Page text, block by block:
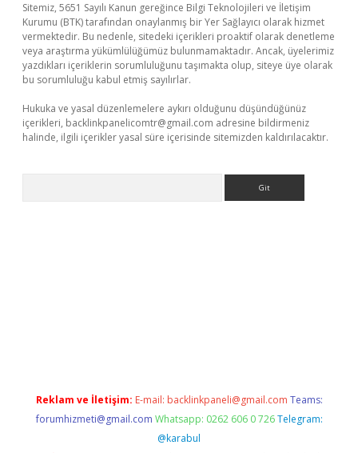
Sitemiz, 5651 Sayılı Kanun gereğince Bilgi Teknolojileri ve İletişim
Kurumu (BTK) tarafından onaylanmış bir Yer Sağlayıcı olarak hizmet
vermektedir. Bu nedenle, sitedeki içerikleri proaktif olarak denetleme
veya araştırma yükümlülüğümüz bulunmamaktadır. Ancak, üyelerimiz
yazdıkları içeriklerin sorumluluğunu taşımakta olup, siteye üye olarak
bu sorumluluğu kabul etmiş sayılırlar.
Hukuka ve yasal düzenlemelere aykırı olduğunu düşündüğünüz
içerikleri, backlinkpanelicomtr@gmail.com adresine bildirmeniz
halinde, ilgili içerikler yasal süre içerisinde sitemizden kaldırılacaktır.
Reklam ve İletişim: E-mail: backlinkpaneli@gmail.com Teams:
forumhizmeti@gmail.com Whatsapp: 0262 606 0 726 Telegram:
@karabul